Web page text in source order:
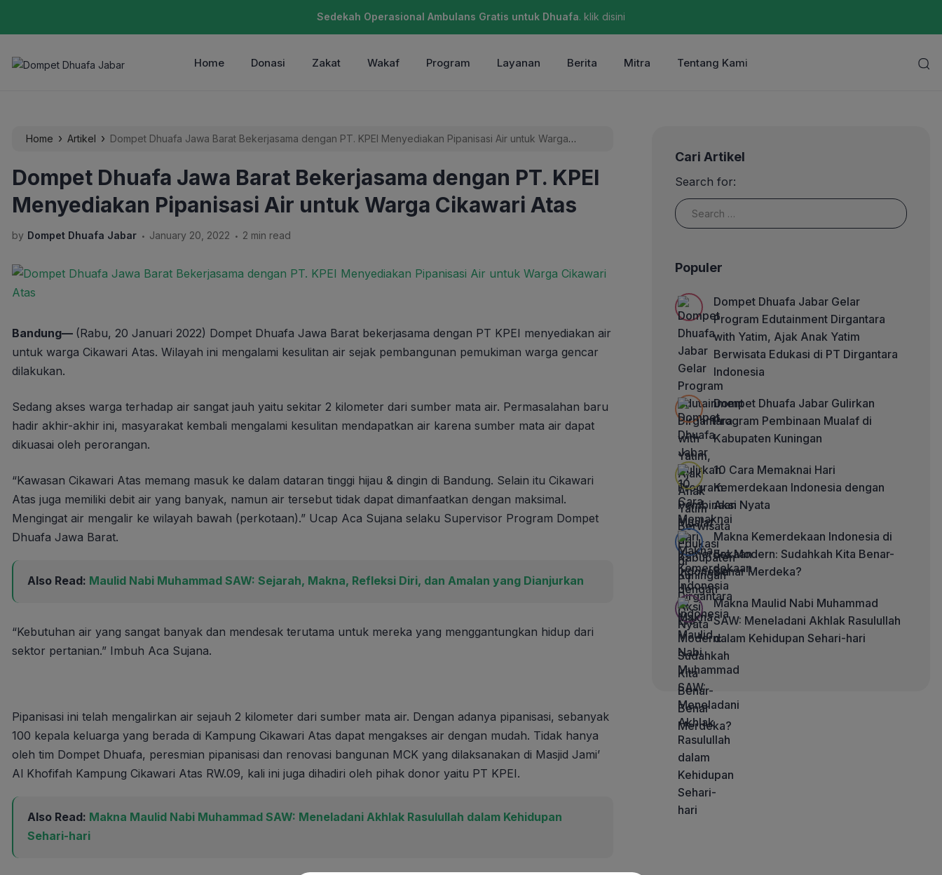
Sedekah Operasional Ambulans Gratis untuk Dhuafa. klik disini
Home Donasi Zakat Wakaf Program Layanan Berita Mitra Tentang Kami
Home › Artikel › Dompet Dhuafa Jawa Barat Bekerjasama dengan PT. KPEI Menyediakan Pipanisasi Air untuk Warga
Dompet Dhuafa Jawa Barat Bekerjasama dengan PT. KPEI
Menyediakan Pipanisasi Air untuk Warga Cikawari Atas
by Dompet Dhuafa Jabar . January 20, 2022 . 2 min read
Bandung— (Rabu, 20 Januari 2022) Dompet Dhuafa Jawa Barat bekerjasama dengan PT KPEI menyediakan air
untuk warga Cikawari Atas. Wilayah ini mengalami kesulitan air sejak pembangunan pemukiman warga gencar
dilakukan.
Sedang akses warga terhadap air sangat jauh yaitu sekitar 2 kilometer dari sumber mata air. Permasalahan baru
hadir akhir-akhir ini, masyarakat kembali mengalami kesulitan mendapatkan air karena sumber mata air dapat
dikuasai oleh perorangan.
“Kawasan Cikawari Atas memang masuk ke dalam dataran tinggi hijau & dingin di Bandung. Selain itu Cikawari
Atas juga memiliki debit air yang banyak, namun air tersebut tidak dapat dimanfaatkan dengan maksimal.
Mengingat air mengalir ke wilayah bawah (perkotaan).” Ucap Aca Sujana selaku Supervisor Program Dompet
Dhuafa Jawa Barat.
Also Read: Maulid Nabi Muhammad SAW: Sejarah, Makna, Refleksi Diri, dan Amalan yang Dianjurkan
“Kebutuhan air yang sangat banyak dan mendesak terutama untuk mereka yang menggantungkan hidup dari
sektor pertanian.” Imbuh Aca Sujana.
Pipanisasi ini telah mengalirkan air sejauh 2 kilometer dari sumber mata air. Dengan adanya pipanisasi, sebanyak
100 kepala keluarga yang berada di Kampung Cikawari Atas dapat mengakses air dengan mudah. Tidak hanya
oleh tim Dompet Dhuafa, peresmian pipanisasi dan renovasi bangunan MCK yang dilaksanakan di Masjid Jami’
Al Khofifah Kampung Cikawari Atas RW.09, kali ini juga dihadiri oleh pihak donor yaitu PT KPEI.
Also Read: Makna Maulid Nabi Muhammad SAW: Meneladani Akhlak Rasulullah dalam Kehidupan
Sehari-hari
Cari Artikel
Search for:
Populer
Dompet Dhuafa Jabar Gelar
Program Edutainment Dirgantara
with Yatim, Ajak Anak Yatim
Berwisata Edukasi di PT Dirgantara
Indonesia
Dompet Dhuafa Jabar Gulirkan
Program Pembinaan Mualaf di
Kabupaten Kuningan
10 Cara Memaknai Hari
Kemerdekaan Indonesia dengan
Aksi Nyata
Makna Kemerdekaan Indonesia di
Era Modern: Sudahkah Kita Benar-
Benar Merdeka?
Makna Maulid Nabi Muhammad
SAW: Meneladani Akhlak Rasulullah
dalam Kehidupan Sehari-hari